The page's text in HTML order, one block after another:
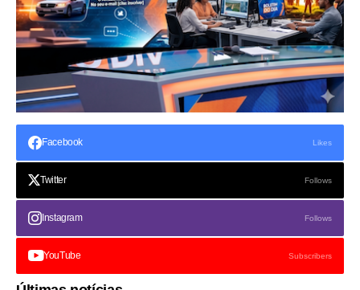
Facebook Likes
Twitter Follows
Instagram Follows
YouTube Subscribers